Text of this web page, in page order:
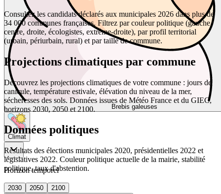
Brebis galeuses
Climat
Horizon temporel
2030 2050
2100
Consultez les candidats déclarés aux municipales 2026 dans plus de
34 000 communes françaises. Filtrez par couleur politique (gauche,
centre, droite, écologistes, extrême-droite), par profil territorial
(urbain, périurbain, rural) et par taille de commune.
Projections climatiques par commune
Découvrez les projections climatiques de votre commune : jours de
canicule, température estivale, élévation du niveau de la mer,
sécheresses des sols. Données issues de Météo France et du GIEC,
horizons 2030, 2050 et 2100.
Données politiques
Résultats des élections municipales 2020, présidentielles 2022 et
législatives 2022. Couleur politique actuelle de la mairie, stabilité
politique, taux d'abstention.